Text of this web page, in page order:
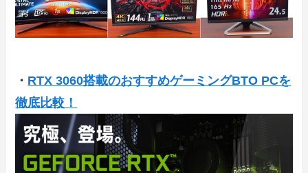
・ RTX 3060搭載のおすすめゲーミングBTO PCを
徹底比較！